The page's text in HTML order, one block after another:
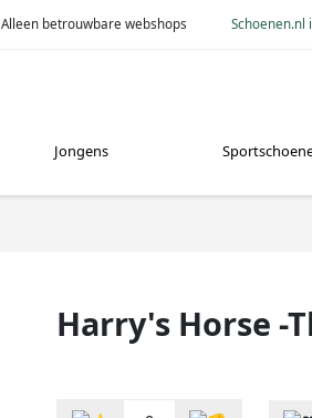
Alleen betrouwbare webshops Schoenen.nl
Jongens
Harry's Horse -